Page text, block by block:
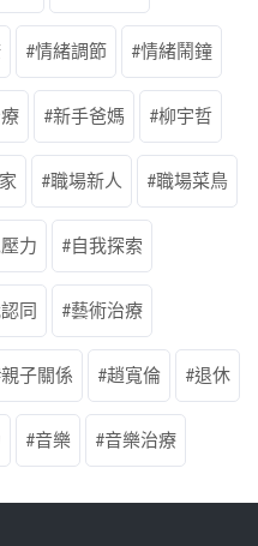
情緒調節 情緒鬧鐘
新手爸媽 柳宇哲
職場新人 職場菜鳥
力 自我探索
同 藝術治療
親子關係 趙寬倫 退休
音樂 音樂治療